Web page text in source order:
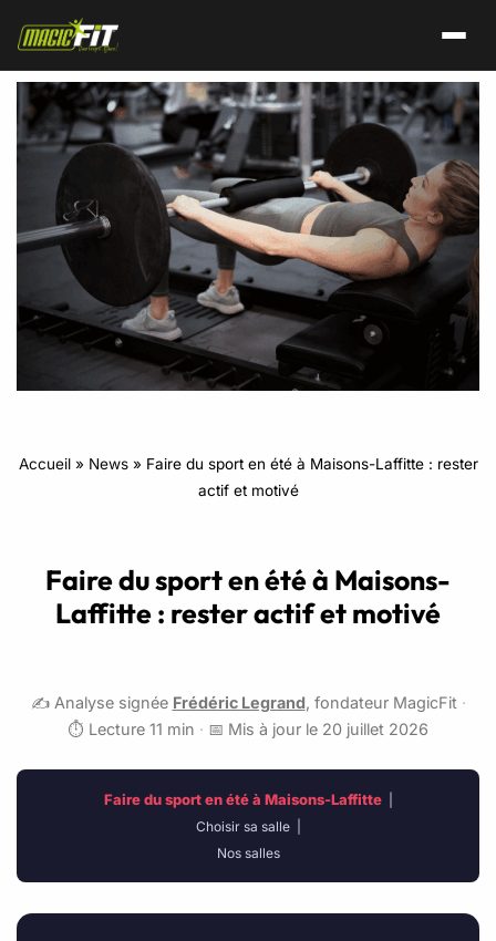
Accueil» News» Faire du sport en été à Maisons-Laffitte : rester
actif et motivé
Faire du sport en été à Maisons-
Laffitte : rester actif et motivé
✍️ Analyse signée Frédéric Legrand, fondateur MagicFit ·
⏱️ Lecture 11 min · 📅 Mis à jour le 20 juillet 2026
Faire du sport en été à Maisons-Laffitte|
Choisir sa salle|
Nos salles